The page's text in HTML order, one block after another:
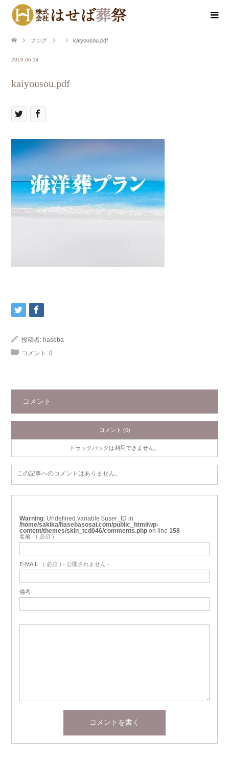
ブログ kaiyousou.pdf
2019.06.14
kaiyousou.pdf
投稿者: haseba
コメント: 0
コメント
コメント (0)
トラックバックは利用できません。
この記事へのコメントはありません。
Warning : Undefined variable $user_ID in
/home/sakika/hasebasosai.com/public_html/wp-
content/themes/skin_tcd046/comments.php on line 158
名前 ( 必須 )
E-MAIL ( 必須 ) - 公開されません -
備考